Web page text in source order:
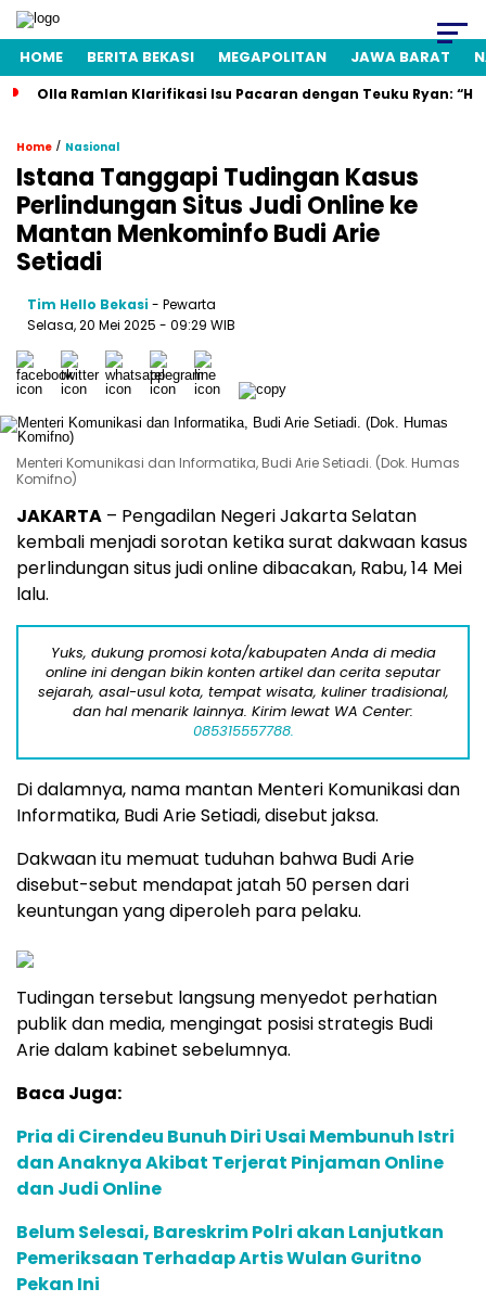
HOME BERITA BEKASI MEGAPOLITAN JAWA BARAT
Olla Ramlan Klarifikasi Isu Pacaran dengan Teuku Ryan:
Home / Nasional
Istana Tanggapi Tudingan Kasus
Perlindungan Situs Judi Online ke
Mantan Menkominfo Budi Arie
Setiadi
Tim Hello Bekasi- Pewarta
Selasa, 20 Mei 2025 - 09:29 WIB
Menteri Komunikasi dan Informatika, Budi Arie Setiadi. (Dok. Humas
Komifno)
JAKARTA – Pengadilan Negeri Jakarta Selatan
kembali menjadi sorotan ketika surat dakwaan kasus
perlindungan situs judi online dibacakan, Rabu, 14 Mei
lalu.
Yuks, dukung promosi kota/kabupaten Anda di media
online ini dengan bikin konten artikel dan cerita seputar
sejarah, asal-usul kota, tempat wisata, kuliner tradisional,
dan hal menarik lainnya. Kirim lewat WA Center:
085315557788.
Di dalamnya, nama mantan Menteri Komunikasi dan
Informatika, Budi Arie Setiadi, disebut jaksa.
Dakwaan itu memuat tuduhan bahwa Budi Arie
disebut-sebut mendapat jatah 50 persen dari
keuntungan yang diperoleh para pelaku.
Tudingan tersebut langsung menyedot perhatian
publik dan media, mengingat posisi strategis Budi
Arie dalam kabinet sebelumnya.
Baca Juga:
Pria di Cirendeu Bunuh Diri Usai Membunuh Istri
dan Anaknya Akibat Terjerat Pinjaman Online
dan Judi Online
Belum Selesai, Bareskrim Polri akan Lanjutkan
Pemeriksaan Terhadap Artis Wulan Guritno
Pekan Ini